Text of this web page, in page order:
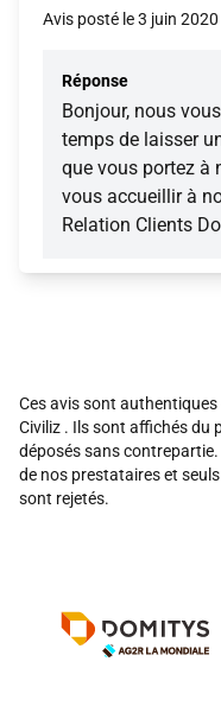
Avis posté le 3 juin 2020
Réponse
Bonjour, nous
temps de laisser
que vous portez à
vous accueillir à
Relation Clients
Ces avis sont
Civiliz . Ils sont affichés du
déposés sans
de nos prestataires et
sont rejetés.